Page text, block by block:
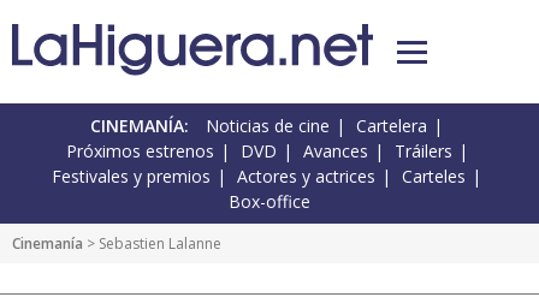
CINEMANÍA: Noticias de cine
Cartelera
Próximos estrenos
DVD Avances
Tráilers
Festivales y premios
Actores y actrices
Carteles
Box-office
Cinemanía > Sebastien Lalanne